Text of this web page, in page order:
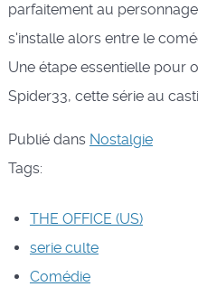
parfaitement au
s'installe alors entre le
Une étape essentielle pour
Spider33, cette série au
Publié dans Nostalgie
Tags:
THE OFFICE (US)
serie culte
Comédie